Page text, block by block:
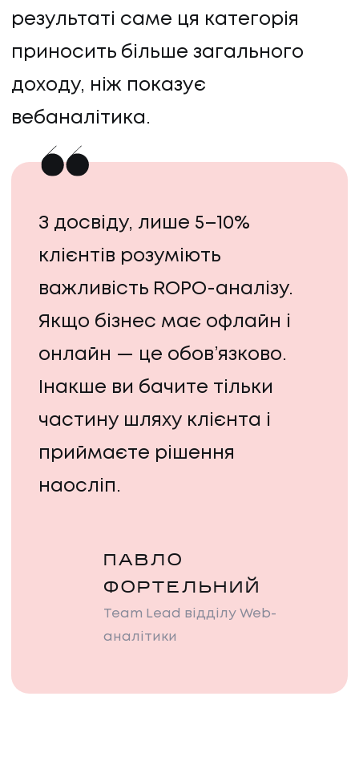
результаті саме ця категорія
приносить більше загального
доходу, ніж показує
вебаналітика.
З досвіду, лише 5–10%
клієнтів розуміють
важливість ROPO-аналізу.
Якщо бізнес має офлайн і
онлайн — це обов’язково.
Інакше ви бачите тільки
частину шляху клієнта і
приймаєте рішення
наосліп.
ПАВЛО
ФОРТЕЛЬНИЙ
Team Lead відділу Web-
аналітики